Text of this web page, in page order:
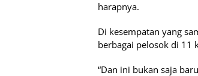
harapnya.
Di kesempatan yang
berbagai pelosok di 11
“Dan ini bukan saja